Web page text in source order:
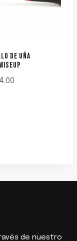
DE UÑA
de nuestro